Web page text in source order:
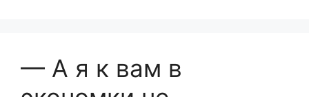
— А я к вам в